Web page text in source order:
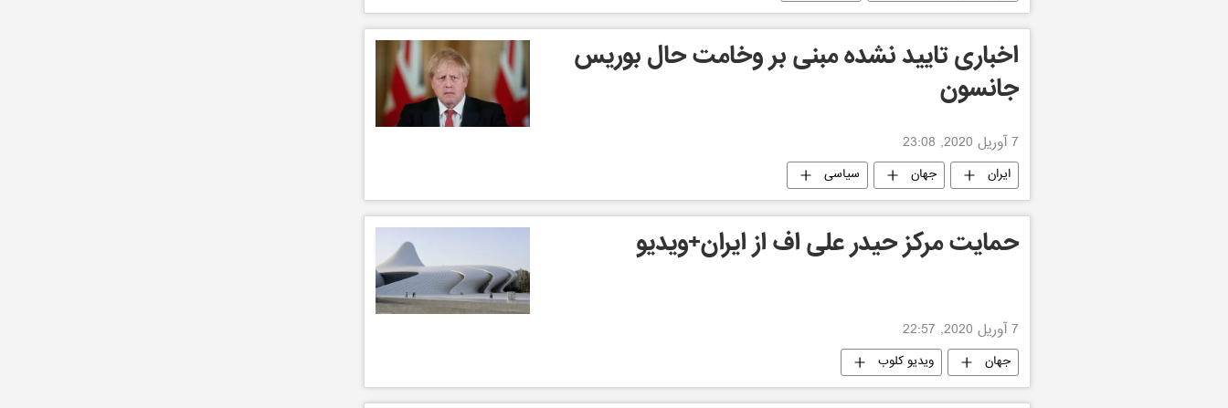
اخباری تایید نشده مبنی بر وخامت حال بوریس
جانسون
7 آوریل 2020, 23:08
ایران جهان سیاسی
حمایت مرکز حیدر علی اف از ایران+ویدیو
7 آوریل 2020, 22:57
جهان ویدیو کلوب